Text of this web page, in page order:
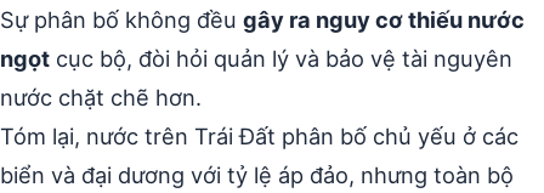
Sự phân bố không đều gây ra nguy cơ thiếu nước
ngọt cục bộ, đòi hỏi quản lý và bảo vệ tài nguyên
nước chặt chẽ hơn.
Tóm lại, nước trên Trái Đất phân bố chủ yếu ở các
biển và đại dương với tỷ lệ áp đảo, nhưng toàn bộ